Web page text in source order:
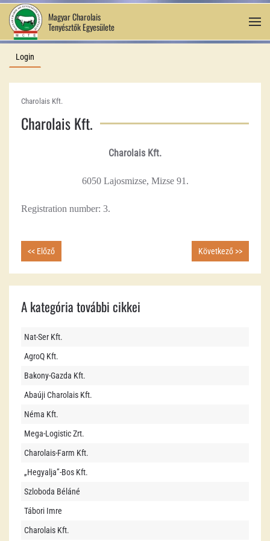
Skip to main content
Magyar Charolais
Tenyésztők Egyesülete
Login
Charolais Kft.
Charolais Kft.
Charolais Kft.
6050 Lajosmizse, Mizse 91.
Registration number: 3.
<< Előző Következő >>
A kategória további cikkei
Nat-Ser Kft.
AgroQ Kft.
Bakony-Gazda Kft.
Abaúji Charolais Kft.
Néma Kft.
Mega-Logistic Zrt.
Charolais-Farm Kft.
„Hegyalja”-Bos Kft.
Szloboda Béláné
Tábori Imre
Charolais Kft.